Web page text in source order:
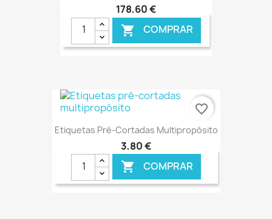
178,60 €
 COMPRAR
€ ONLINE
Etiquetas Pré-Cortadas Multipropósito
3,80 €
 COMPRAR
favorite_border